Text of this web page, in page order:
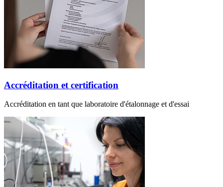
Accréditation et certification
Accréditation en tant que laboratoire d'étalonnage et d'essai